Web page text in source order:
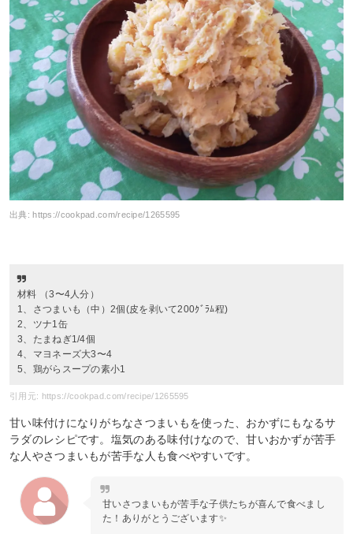
出典:https://cookpad.com/recipe/1265595
材料 （3〜4人分）
1、さつまいも（中）2個(皮を剥いて200ｸﾞﾗﾑ程)
2、ツナ1缶
3、たまねぎ1/4個
4、マヨネーズ大3〜4
5、鶏がらスープの素小1
引用元: https://cookpad.com/recipe/1265595
甘い味付けになりがちなさつまいもを使った、おかずにもなるサ
ラダのレシピです。塩気のある味付けなので、甘いおかずが苦手
な人やさつまいもが苦手な人も食べやすいです。
甘いさつまいもが苦手な子供たちが喜んで食べまし
た！ありがとうございます✨